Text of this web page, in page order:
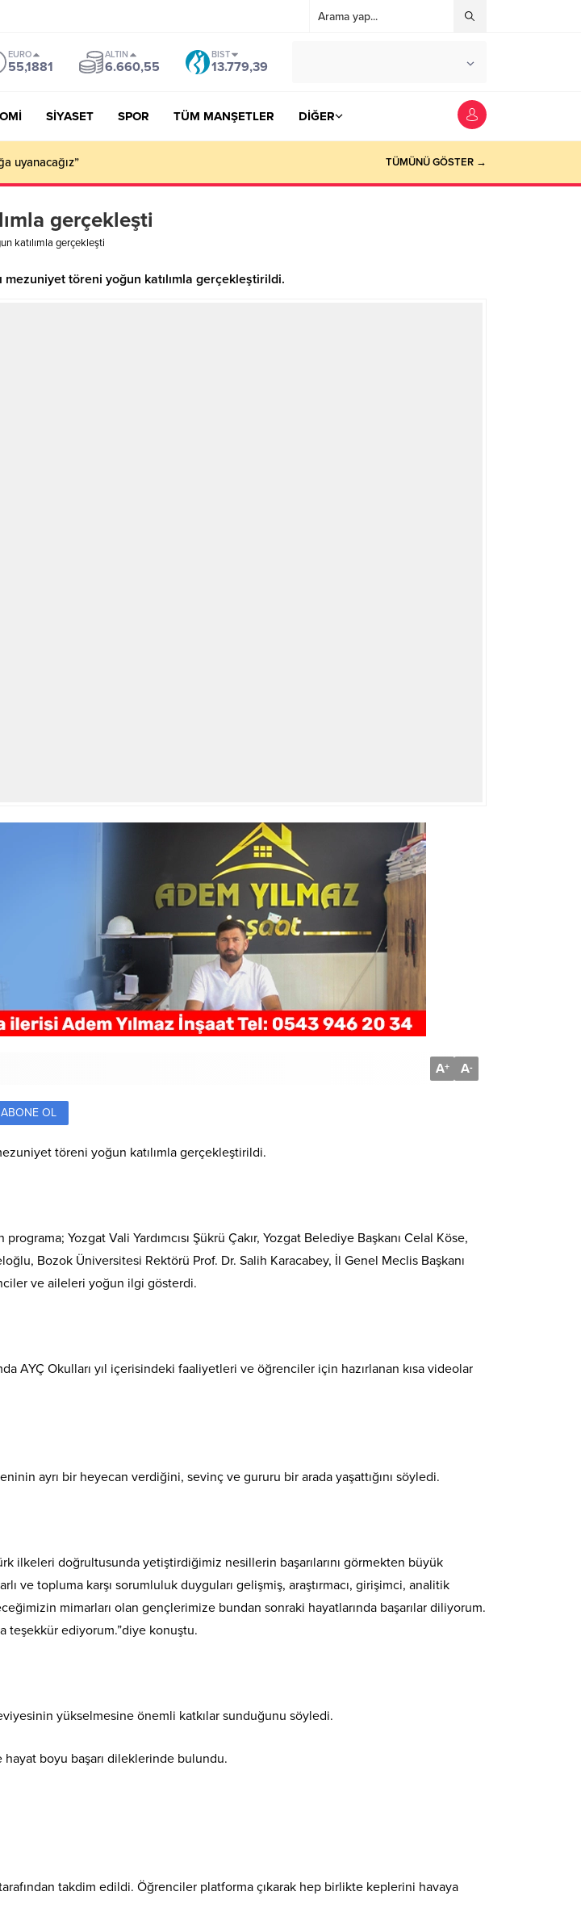
EURO
55,1881
ALTIN
6.660,55
BIST
13.779,39
SİYASET SPOR TÜM MANŞETLER DİĞER
uyanacağız” TÜMÜNÜ GÖSTER →
gerçekleşti
katılımla gerçekleşti
mezuniyet töreni yoğun katılımla gerçekleştirildi.
A+ A-
ABONE OL
töreni yoğun katılımla gerçekleştirildi.
Yozgat Vali Yardımcısı Şükrü Çakır, Yozgat Belediye Başkanı Celal Köse,
Bozok Üniversitesi Rektörü Prof. Dr. Salih Karacabey, İl Genel Meclis Başkanı
ve aileleri yoğun ilgi gösterdi.
AYÇ Okulları yıl içerisindeki faaliyetleri ve öğrenciler için hazırlanan kısa videolar
ayrı bir heyecan verdiğini, sevinç ve gururu bir arada yaşattığını söyledi.
ilkeleri doğrultusunda yetiştirdiğimiz nesillerin başarılarını görmekten büyük
ve topluma karşı sorumluluk duyguları gelişmiş, araştırmacı, girişimci, analitik
mimarları olan gençlerimize bundan sonraki hayatlarında başarılar diliyorum.
teşekkür ediyorum.”diye konuştu.
yükselmesine önemli katkılar sunduğunu söyledi.
boyu başarı dileklerinde bulundu.
takdim edildi. Öğrenciler platforma çıkarak hep birlikte keplerini havaya